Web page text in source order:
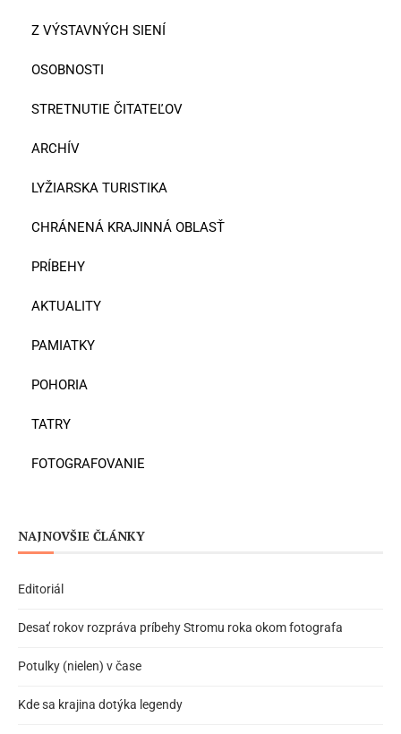
Z VÝSTAVNÝCH SIENÍ
OSOBNOSTI
STRETNUTIE ČITATEĽOV
ARCHÍV
LYŽIARSKA TURISTIKA
CHRÁNENÁ KRAJINNÁ OBLASŤ
PRÍBEHY
AKTUALITY
PAMIATKY
POHORIA
TATRY
FOTOGRAFOVANIE
NAJNOVŠIE ČLÁNKY
Editoriál
Desať rokov rozpráva príbehy Stromu roka okom fotografa
Potulky (nielen) v čase
Kde sa krajina dotýka legendy